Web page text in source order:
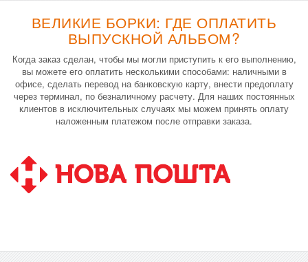
ВЕЛИКИЕ БОРКИ: ГДЕ ОПЛАТИТЬ
ВЫПУСКНОЙ АЛЬБОМ?
Когда заказ сделан, чтобы мы могли приступить к его выполнению,
вы можете его оплатить несколькими способами: наличными в
офисе, сделать перевод на банковскую карту, внести предоплату
через терминал, по безналичному расчету. Для наших постоянных
клиентов в исключительных случаях мы можем принять оплату
наложенным платежом после отправки заказа.